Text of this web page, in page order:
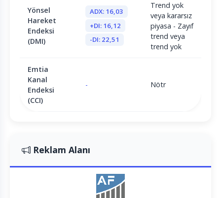
Yönsel
Hareket
Endeksi
(DMI)
ADX: 16,03
+DI: 16,12
-DI: 22,51
Trend yok
veya kararsız
piyasa - Zayıf
trend veya
trend yok
Emtia
Kanal
Endeksi
(CCI)
- Nötr
Reklam Alanı